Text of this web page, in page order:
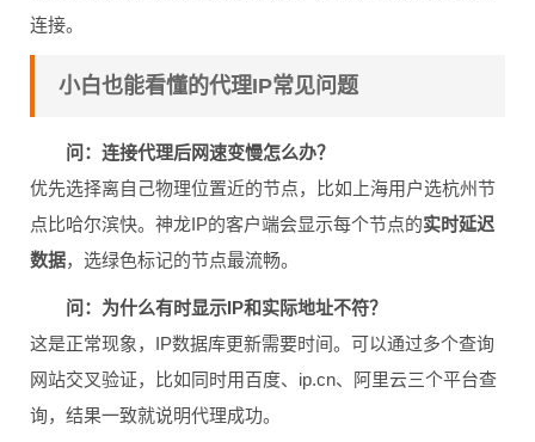
连接。
小白也能看懂的代理IP常见问题
问：连接代理后网速变慢怎么办？
优先选择离自己物理位置近的节点，比如上海用户选杭州节
点比哈尔滨快。神龙IP的客户端会显示每个节点的实时延迟
数据，选绿色标记的节点最流畅。
问：为什么有时显示IP和实际地址不符？
这是正常现象，IP数据库更新需要时间。可以通过多个查询
网站交叉验证，比如同时用百度、ip.cn、阿里云三个平台查
询，结果一致就说明代理成功。